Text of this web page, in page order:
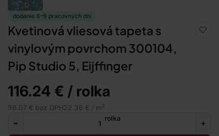
dodanie 6–9 pracovných dní
Kvetinová vliesová tapeta s
vinylovým povrchom 300104,
Pip Studio 5, Eijffinger
116.24 € / rolka
96.07 € bez DPH22.36 € / m2
rolka